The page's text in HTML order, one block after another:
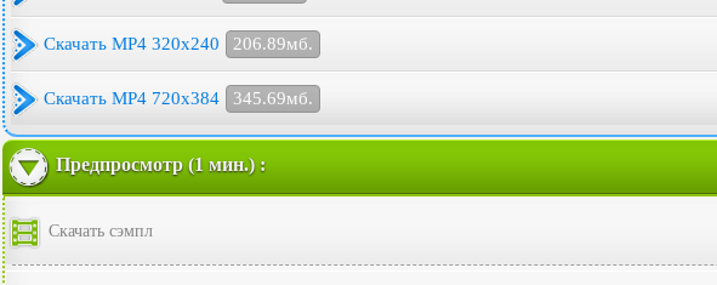
Скачать MP4 320x240 206.89мб.
Скачать MP4 720x384 345.69мб.
Предпросмотр (1 мин.) :
Скачать сэмпл